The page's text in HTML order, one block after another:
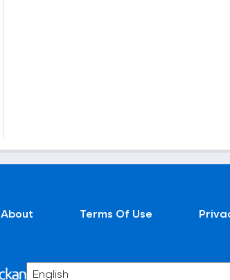
About Terms Of Use